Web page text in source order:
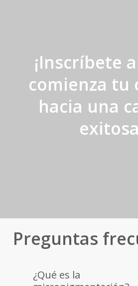
¡Inscríbete
comienza tu
hacia una
Preguntas
¿Qué es la